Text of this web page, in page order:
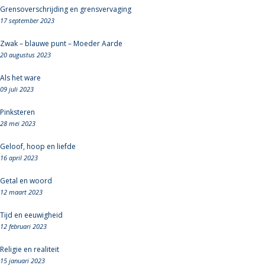
Grensoverschrijding en grensvervaging
17 september 2023
Zwak – blauwe punt – Moeder Aarde
20 augustus 2023
Als het ware
09 juli 2023
Pinksteren
28 mei 2023
Geloof, hoop en liefde
16 april 2023
Getal en woord
12 maart 2023
Tijd en eeuwigheid
12 februari 2023
Religie en realiteit
15 januari 2023